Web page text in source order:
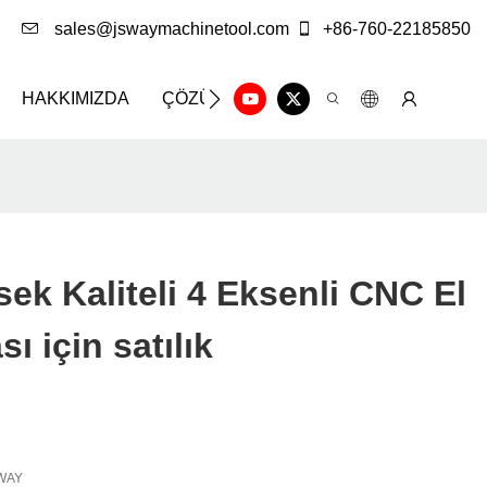
sales@jswaymachinetool.com +86-760-22185850
HAKKIMIZDA ÇÖZÜM BILGI MERKEZI
Kaliteli 4 Eksenli CNC El
için satılık